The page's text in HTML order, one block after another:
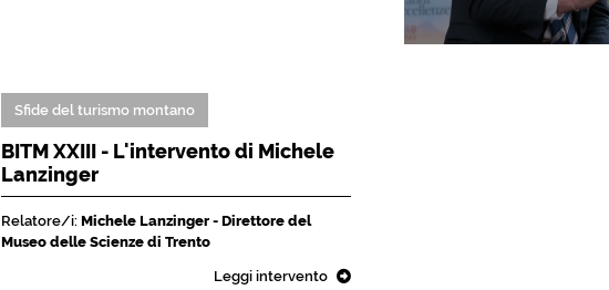
Sfide del turismo montano
BITM XXIII - L'intervento di Michele
Lanzinger
Relatore/i: Michele Lanzinger - Direttore del
Museo delle Scienze di Trento
Leggi intervento